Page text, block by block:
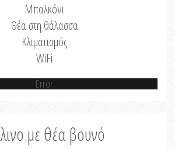
Μπαλκόνι
Θέα στη θάλασσα
Κλιματισμός
WiFi
Error
με θέα βουνό